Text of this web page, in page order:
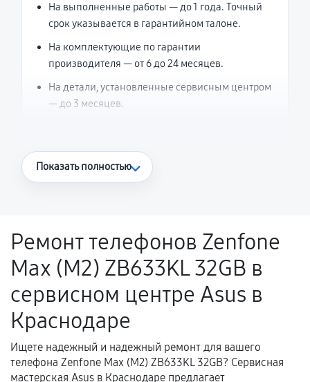
На выполненные работы — до 1 года. Точный
срок указывается в гарантийном талоне.
На комплектующие по гарантии
производителя — от 6 до 24 месяцев.
На детали, установленные сервисным центром
— до 3 месяцев.
Что считается гарантийным случаем
Поломка установленной детали при
нормальной эксплуатации в течение
гарантийного срока.
Несоответствие комплектующей заявленным
техническим характеристикам.
Документы для подтверждения
Показать полностью
Ремонт телефонов Zenfone
Max (M2) ZB633KL 32GB в
сервисном центре Asus в
Краснодаре
Ищете надежный и надежный ремонт для вашего
телефона Zenfone Max (M2) ZB633KL 32GB? Сервисная
мастерская Asus в Краснодаре предлагает